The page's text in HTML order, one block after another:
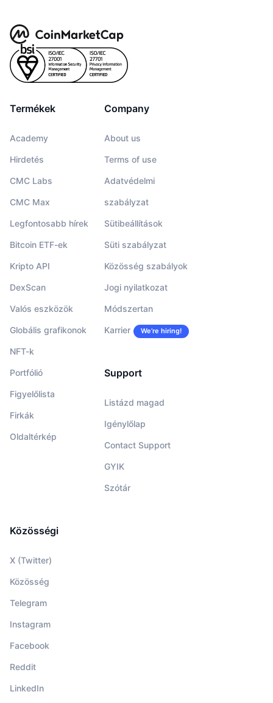
Termékek
Academy
Hirdetés
CMC Labs
CMC Max
Legfontosabb hírek
Bitcoin ETF-ek
Kripto API
DexScan
Valós eszközök
Globális grafikonok
NFT-k
Portfólió
Figyelőlista
Firkák
Oldaltérkép
Company
About us
Terms of use
Adatvédelmi
szabályzat
Sütibeállítások
Süti szabályzat
Közösség szabályok
Jogi nyilatkozat
Módszertan
Karrier We’re hiring!
Support
Listázd magad
Igénylőlap
Contact Support
GYIK
Szótár
Közösségi
X (Twitter)
Közösség
Telegram
Instagram
Facebook
Reddit
LinkedIn